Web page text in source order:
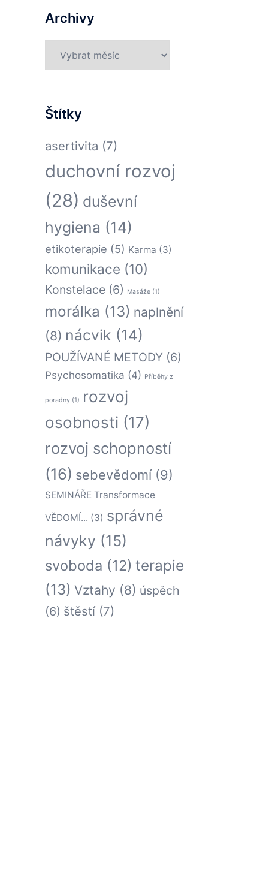
Archivy
Štítky
asertivita (7)
duchovní rozvoj
(28) duševní
hygiena (14)
etikoterapie (5) Karma (3)
komunikace (10)
Konstelace(6) Masáže(1)
morálka (13) naplnění
(8) nácvik (14)
POUŽÍVANÉ METODY (6)
Psychosomatika (4) Příběhy z
poradny(1)
rozvoj
osobnosti (17)
rozvoj schopností
(16) sebevědomí(9)
SEMINÁŘE Transformace
VĚDOMÍ... (3) správné
návyky (15)
svoboda (12) terapie
(13) Vztahy (8) úspěch
(6) štěstí(7)